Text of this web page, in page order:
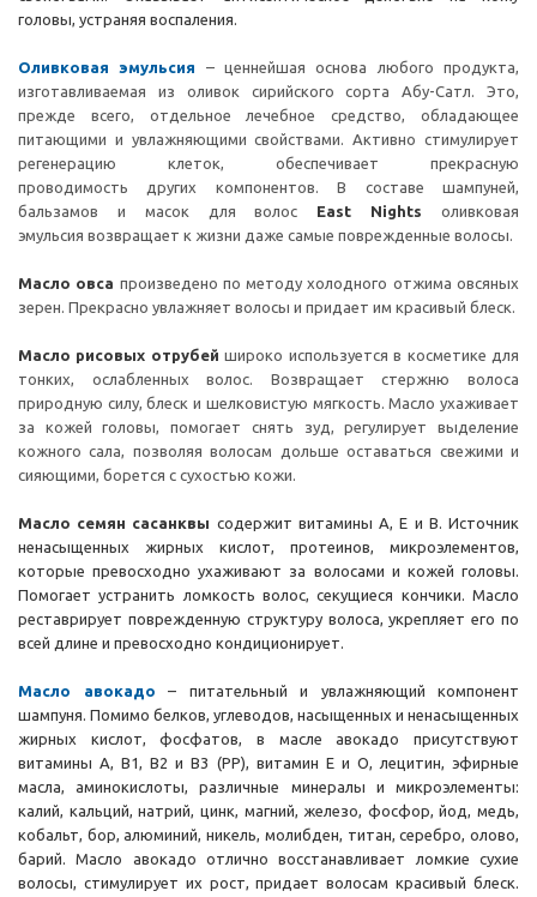
головы, устраняя воспаления.
Оливковая эмульсия
– ценнейшая основа любого продукта,
изготавливаемая из оливок сирийского сорта Абу-Сатл. Это,
прежде всего, отдельное лечебное средство, обладающее
питающими и увлажняющими свойствами. Активно стимулирует
регенерацию клеток, обеспечивает прекрасную
проводимость других компонентов. В составе шампуней,
бальзамов и масок для волос East Nightsоливковая
эмульсия возвращает к жизни даже самые поврежденные волосы.
Масло овса произведено по методу холодного отжима овсяных
зерен. Прекрасно увлажняет волосы и придает им красивый блеск.
Масло рисовых отрубей широко используется в косметике для
тонких, ослабленных волос. Возвращает стержню волоса
природную силу, блеск и шелковистую мягкость. Масло ухаживает
за кожей головы, помогает снять зуд, регулирует выделение
кожного сала, позволяя волосам дольше оставаться свежими и
сияющими, борется с сухостью кожи.
Масло семян сасанквы содержит витамины А, Е и B. Источник
ненасыщенных жирных кислот, протеинов, микроэлементов,
которые превосходно ухаживают за волосами и кожей головы.
Помогает устранить ломкость волос, секущиеся кончики. Масло
реставрирует поврежденную структуру волоса, укрепляет его по
всей длине и превосходно кондиционирует.
Масло авокадо – питательный и увлажняющий компонент
шампуня. Помимо белков, углеводов, насыщенных и ненасыщенных
жирных кислот, фосфатов, в масле авокадо присутствуют
витамины А, В1, В2 и В3 (РР), витамин Е и О, лецитин, эфирные
масла, аминокислоты, различные минералы и микроэлементы:
калий, кальций, натрий, цинк, магний, железо, фосфор, йод, медь,
кобальт, бор, алюминий, никель, молибден, титан, серебро, олово,
барий. Масло авокадо отлично восстанавливает ломкие сухие
волосы, стимулирует их рост, придает волосам красивый блеск.